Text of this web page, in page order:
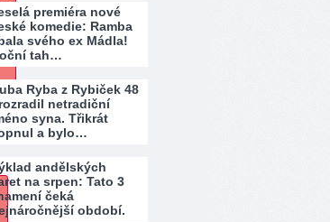
premiéra nové
komedie: Ramba
svého ex Mádla!
tah…
Ryba z Rybiček 48
netradiční
syna. Třikrát
a bylo…
andělských
na srpen: Tato 3
čeká
období.